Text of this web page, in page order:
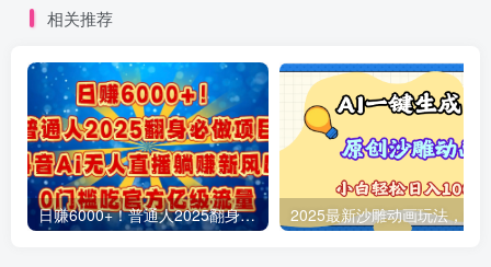
相关推荐
日赚6000+！普通人2025翻身必做项目，抖音Ai无人直播躺赚新风口，0门槛吃官方亿级流量